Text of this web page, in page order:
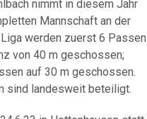
nimmt in diesem Jahr
Mannschaft an der
werden zuerst 6 Passen
von 40 m geschossen;
auf 30 m geschossen.
sind landesweit beteiligt.